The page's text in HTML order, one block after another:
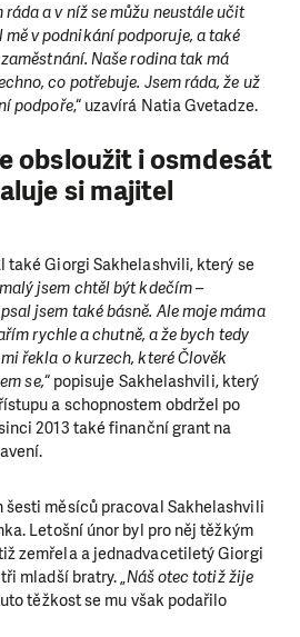
a v níž se můžu neustále učit
mě v podnikání podporuje, a také
Naše rodina tak má
co potřebuje. Jsem ráda, že už
podpoře,“ uzavírá Natia Gvetadze.
obsloužit i osmdesát
si majitel
také Giorgi Sakhelashvili, který se
jsem chtěl být kdečím –
jsem také básně. Ale moje máma
rychle a chutně, a že bych tedy
řekla o kurzech, které Člověk
se,“ popisuje Sakhelashvili, který
a schopnostem obdržel po
2013 také finanční grant na
měsíců pracoval Sakhelashvili
Letošní únor byl pro něj těžkým
zemřela a jednadvacetiletý Giorgi
mladší bratry. „Náš otec totiž žije
těžkost se mu však podařilo